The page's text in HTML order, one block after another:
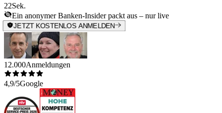
22Sek.
Ein anonymer Banken-Insider packt aus – nur live
JETZT KOSTENLOS ANMELDEN
12.000Anmeldungen
4,9/5Google